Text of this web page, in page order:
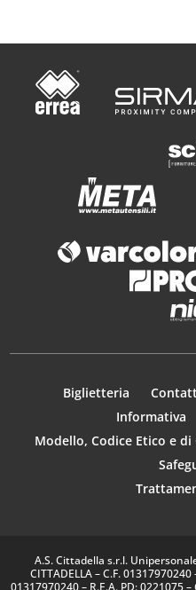
Biglietteria
Informativa
Modello, Codice Etico e
A.S. Cittadella s.r.l.
CITTADELLA – C.F.